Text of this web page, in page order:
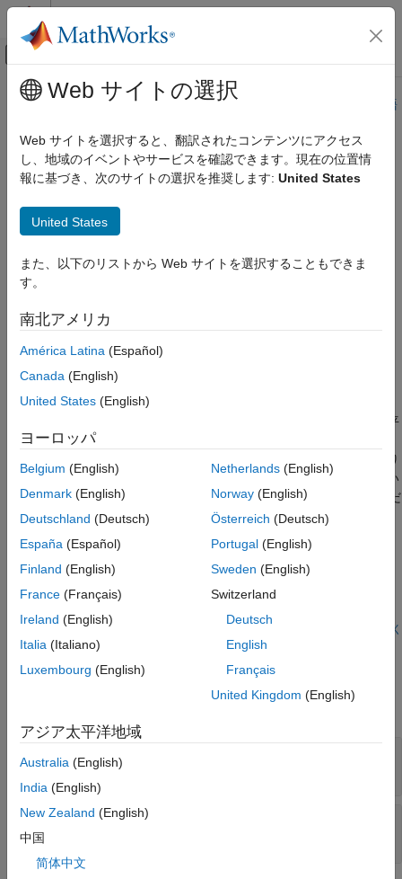
コンテンツへスキップ
オフキャンバス ナビゲーション メ
ドキュメンテーションのホーム
Aerospace Blockset
標準ワークフロー手順
数学演算
3x3 Cross Product
項目一覧
例
端子
アルゴリズム
拡張機能
参考
メインコンテンツ
このページは機械翻訳を使用して翻訳されました。最新版の英語
3x3 Cross Product
2つの3行1列のベクトルのクロス積を計算する
説明
3x3 Cross Productブロックは、2 つのベクトル
を含む平
面に垂直な方向に 3 番目のベクトル
の長さとそれらの間の角度の正弦の積に等しくなり
ます。C の方向は、
への回転において右手の法則に従い
ます。関連する方程式については、アルゴリズム
を参照してくだ
さい。
例
測定されたレートからの四元数推定
四元数を推定し、方程式をモデル化します。
スクリプトを開く
端子
3行1列のベクトル
B—2番目のクロス積入力
Web サイトの選択
Web サイトを選択すると、翻訳されたコンテンツにアクセス
し、地域のイベントやサービスを確認できます。現在の位置情
報に基づき、次のサイトの選択を推奨します: United States
United States
また、以下のリストから Web サイトを選択することもできま
す。
南北アメリカ
América Latina (Español)
Canada (English)
United States (English)
ヨーロッパ
Belgium (English)
Denmark (English)
Deutschland (Deutsch)
España (Español)
Finland (English)
France (Français)
Ireland (English)
Italia (Italiano)
Luxembourg (English)
Netherlands(English)
Norway(English)
Österreich (Deutsch)
Portugal(English)
Sweden (English)
Switzerland
Deutsch
English
Français
United Kingdom (English)
アジア太平洋地域
Australia (English)
India (English)
New Zealand (English)
中国
简体中文